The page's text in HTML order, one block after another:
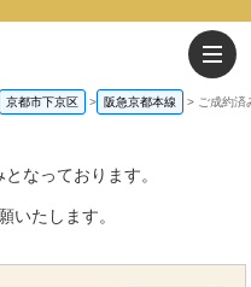
京都市下京区 阪急京都本線 ご成約済
なっております。
いたします。